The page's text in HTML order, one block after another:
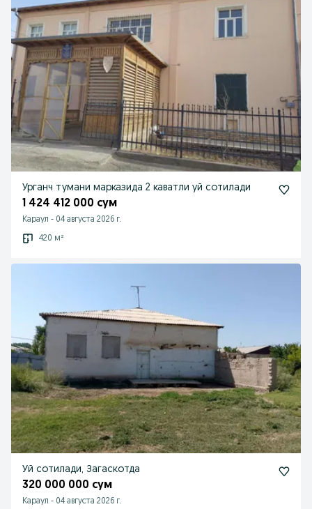
Урганч тумани марказида 2 каватли уй сотилади
1 424 412 000 сум
Караул - 04 августа 2026 г.
420 м²
Уй сотилади, Загаскотда
320 000 000 сум
Караул - 04 августа 2026 г.